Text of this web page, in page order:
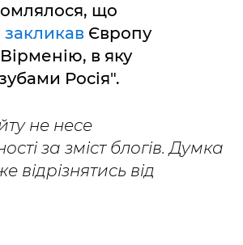
що
закликав Європу
в яку
Росія".
не несе
за зміст блогів. Думка
відрізнятись від